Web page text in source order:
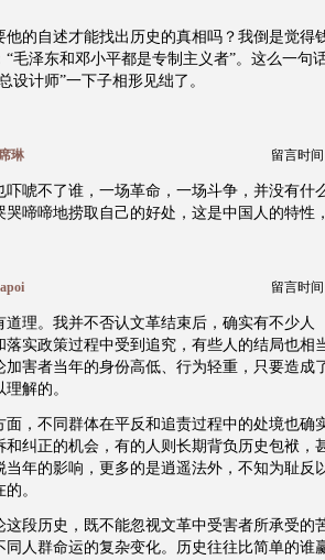
他的自述才能找出历史的真相吗？我倒是觉得
“毛泽东和邓小平都是专制主义者”。这么一句
设计师”一下子相形见绌了。
席琳 留言时间
吓唬不了谁，一场革命，一场斗争，并没有什
哭啼啼地捞取自己的好处，这是中国人的特性
留言时间
道理。我并不否认文革结束后，确实有不少人
落实政策过程中受到追究，有些人的结局也相
加害者当年的身份高低、行为轻重，只要造成
解的。
面，不同群体在平反和追责过程中的处境也确
和纠正的机会，有的人则长期背负历史包袱，
当年的影响，更多的是逍遥法外，不知为耻反
。
这段历史，既不能忽视文革中受害者所承受的
同人群命运的复杂变化。历史往往比简单的谁